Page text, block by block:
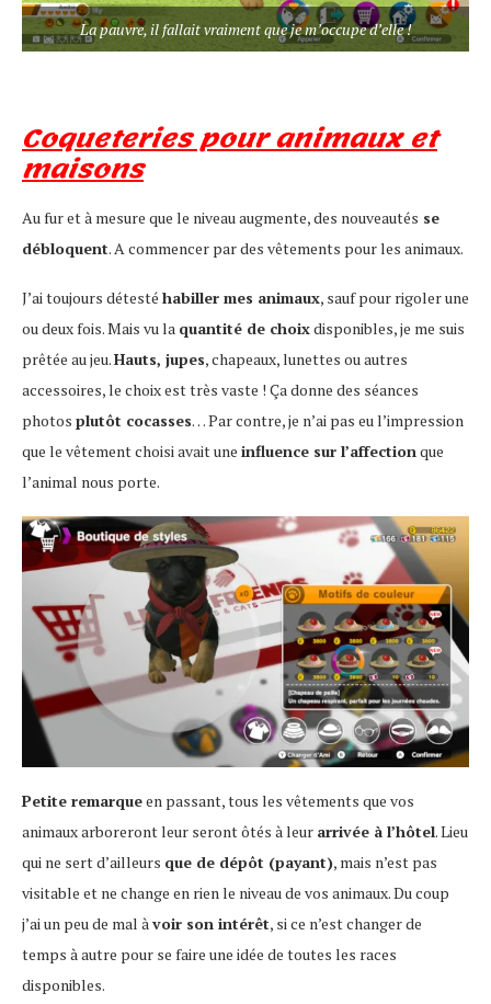
La pauvre, il fallait vraiment que je m’occupe d’elle !
Coqueteries pour animaux et
maisons
Au fur et à mesure que le niveau augmente, des nouveautés se
débloquent. A commencer par des vêtements pour les animaux.
J’ai toujours détesté habiller mes animaux, sauf pour rigoler une
ou deux fois. Mais vu la quantité de choixdisponibles, je me suis
prêtée au jeu.Hauts, jupes, chapeaux, lunettes ou autres
accessoires, le choix est très vaste ! Ça donne des séances
photos plutôt cocasses… Par contre, je n’ai pas eu l’impression
que le vêtement choisi avait une influence sur l’affection que
l’animal nous porte.
Petite remarqueen passant, tous les vêtements que vos
animaux arboreront leur seront ôtés à leur arrivée à l’hôtel. Lieu
qui ne sert d’ailleurs que de dépôt (payant), mais n’est pas
visitable et ne change en rien le niveau de vos animaux. Du coup
j’ai un peu de mal àvoir son intérêt, si ce n’est changer de
temps à autre pour se faire une idée de toutes les races
disponibles.